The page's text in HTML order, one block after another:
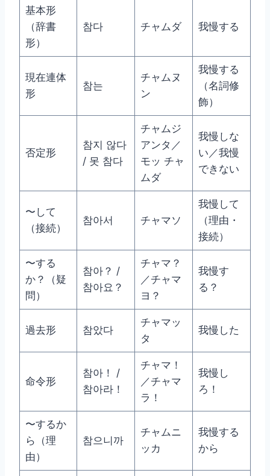
基本形
（辞書
形）
참다 チャムダ 我慢する
現在連体
形
참는
チャムヌ
ン
我慢する
（名詞修
飾）
否定形
참지 않다
/ 못 참다
チャムジ
アンタ／
モッ チャ
ムダ
我慢しな
い／我慢
できない
〜して
（接続）
참아서 チャマソ
我慢して
（理由・
接続）
〜する
か？（疑
問）
참아？ /
참아요？
チャマ？
／チャマ
ヨ？
我慢す
る？
過去形 참았다
チャマッ
タ
我慢した
命令形
참아！ /
참아라！
チャマ！
／チャマ
ラ！
我慢し
ろ！
〜するか
ら（理
由）
참으니까
チャムニ
ッカ
我慢する
から